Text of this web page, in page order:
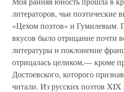
литераторов, чьи поэтические
«Цехом поэтов» и Гумилевым.
вкусов было отрицание почти
литературы и поклонение
отрицалась целиком,— кроме
Достоевского, которого
читали. Из русских поэтов XIX